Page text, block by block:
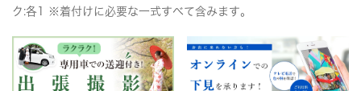
ク:各1 ※着付けに必要な一式すべて含みます。